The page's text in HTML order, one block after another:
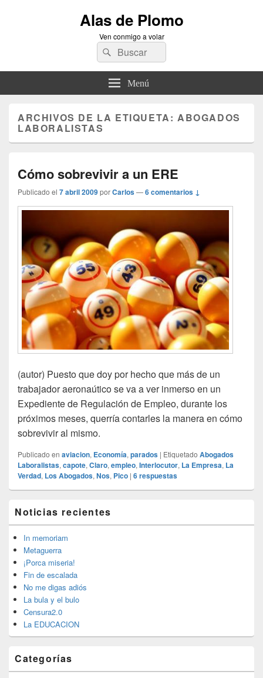
Alas de Plomo
Ven conmigo a volar
Buscar
por:
Buscar
Menú
ARCHIVOS DE LA ETIQUETA:ABOGADOS
LABORALISTAS
Cómo sobrevivir a un ERE
Publicado el 7 abril 2009porCarlos—6 comentarios ↓
(autor) Puesto que doy por hecho que más de un
trabajador aeronaútico se va a ver inmerso en un
Expediente de Regulación de Empleo, durante los
próximos meses, querría contarles la manera en cómo
sobrevivir al mismo.
Publicado en aviacion, Economía, parados | Etiquetado Abogados
Laboralistas, capote, Claro, empleo, Interlocutor, La Empresa, La
Verdad, Los Abogados, Nos, Pico | 6respuestas
área
de
widget
barra
lateral
primaria
Noticias recientes
In memoriam
Metaguerra
¡Porca miseria!
Fin de escalada
No me digas adiós
La bula y el bulo
Censura2.0
La EDUCACION
Categorías